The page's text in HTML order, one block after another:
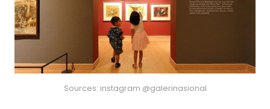
Sources: instagram @galerinasional